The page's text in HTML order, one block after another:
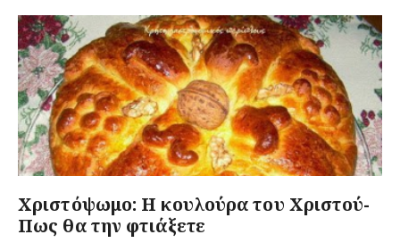
Χριστόψωμο: Η κουλούρα του Χριστού-
Πως θα την φτιάξετε